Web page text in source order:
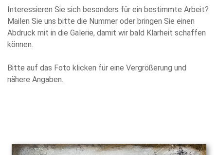
Interessieren Sie sich besonders für ein bestimmte Arbeit?
Mailen Sie uns bitte die Nummer oder bringen Sie einen
Abdruck mit in die Galerie, damit wir bald Klarheit schaffen
können.
Bitte auf das Foto klicken für eine Vergrößerung und
nähere Angaben.